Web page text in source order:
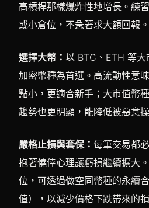
高槓桿那樣爆炸性地增長。練
或小倉位，不急著求大額回報。
選擇大幣：以 BTC、ETH 等
加密幣種為首選。高流動性意
點小，更適合新手；大市值幣
趨勢也更明顯，能降低被惡意
嚴格止損與套保：每筆交易都
抱著僥倖心理讓虧損繼續擴大
位，可透過做空同幣種的永續
值），以減少價格下跌帶來的